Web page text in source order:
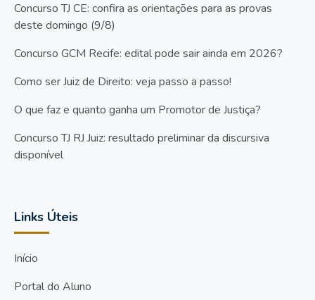
Concurso TJ CE: confira as orientações para as provas
deste domingo (9/8)
Concurso GCM Recife: edital pode sair ainda em 2026?
Como ser Juiz de Direito: veja passo a passo!
O que faz e quanto ganha um Promotor de Justiça?
Concurso TJ RJ Juiz: resultado preliminar da discursiva
disponível
Links Úteis
Início
Portal do Aluno